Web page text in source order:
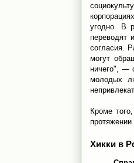
угодно. В
переводят
согласия.
могут
ничего", —
молодых
Кроме
протяжении
Хикки в